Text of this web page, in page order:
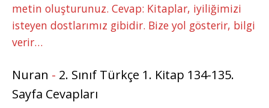
metin oluşturunuz. Cevap: Kitaplar, iyiliğimizi
isteyen dostlarımız gibidir. Bize yol gösterir, bilgi
verir…
Nuran - 2. Sınıf Türkçe 1. Kitap 134-135.
Sayfa Cevapları